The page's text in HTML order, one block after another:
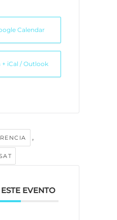
Calendar
iCal / Outlook
,
EVENTO